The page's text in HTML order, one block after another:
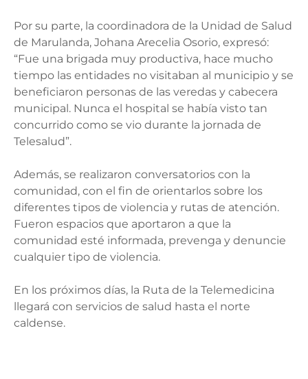
Por su parte, la coordinadora de la Unidad de Salud
de Marulanda, Johana Arecelia Osorio, expresó:
“Fue una brigada muy productiva, hace mucho
tiempo las entidades no visitaban al municipio y se
beneficiaron personas de las veredas y cabecera
municipal. Nunca el hospital se había visto tan
concurrido como se vio durante la jornada de
Telesalud”.
Además, se realizaron conversatorios con la
comunidad, con el fin de orientarlos sobre los
diferentes tipos de violencia y rutas de atención.
Fueron espacios que aportaron a que la
comunidad esté informada, prevenga y denuncie
cualquier tipo de violencia.
En los próximos días, la Ruta de la Telemedicina
llegará con servicios de salud hasta el norte
caldense.